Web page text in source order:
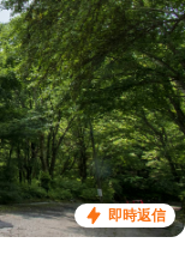
即時返信